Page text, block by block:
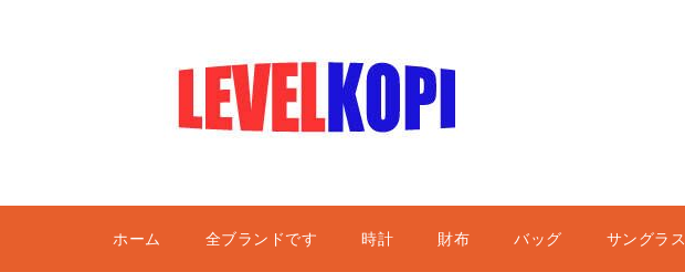
ホーム 全ブランドです 時計 財布 バッグ サングラス